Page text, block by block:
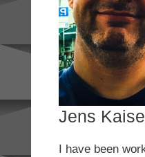
Jens
I have been